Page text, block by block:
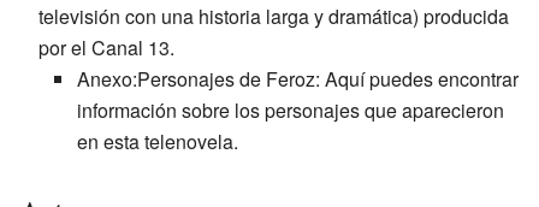
televisión con una historia larga y dramática) producida
por el Canal 13.
Anexo:Personajes de Feroz: Aquí puedes encontrar
información sobre los personajes que aparecieron
en esta telenovela.